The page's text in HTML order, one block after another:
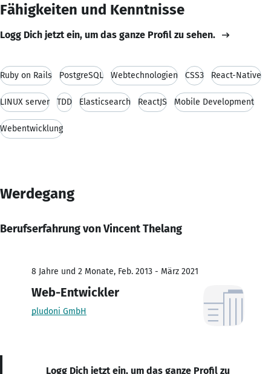
Fähigkeiten und Kenntnisse
Logg Dich jetzt ein, um das ganze Profil zu sehen.
Ruby on Rails PostgreSQL Webtechnologien CSS3 React-Native
LINUX server TDD Elasticsearch ReactJS Mobile Development
Webentwicklung
Werdegang
Berufserfahrung von Vincent Thelang
8 Jahre und 2 Monate, Feb. 2013 - März 2021
Web-Entwickler
pludoni GmbH
Logg Dich jetzt ein, um das ganze Profil zu